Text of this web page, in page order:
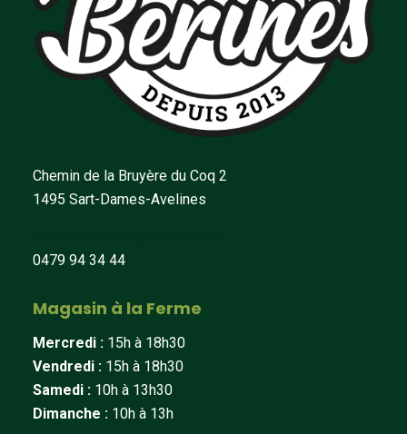
Chemin de la Bruyère du Coq 2
1495 Sart-Dames-Avelines
0479 94 34 44
Magasin à la Ferme
Mercredi : 15h à 18h30
Vendredi : 15h à 18h30
Samedi : 10h à 13h30
Dimanche : 10h à 13h